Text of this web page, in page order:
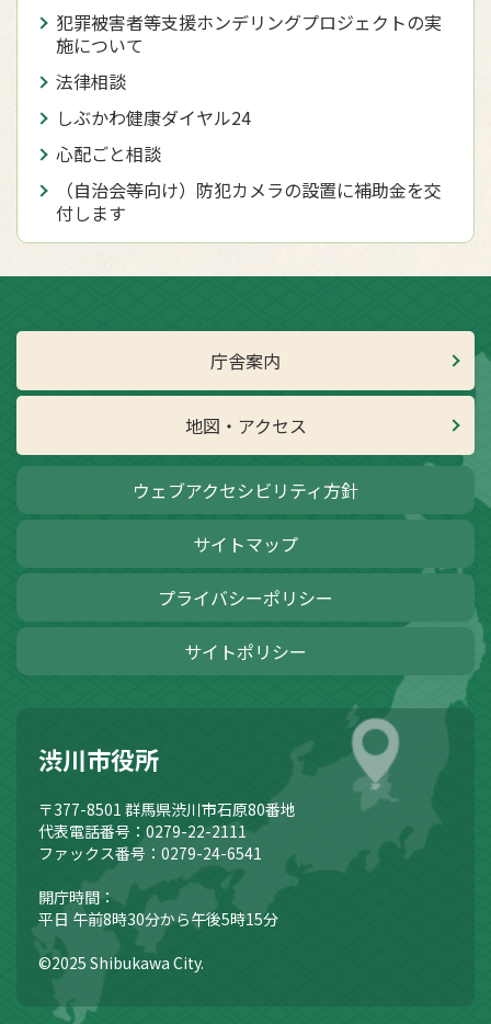
犯罪被害者等支援ホンデリングプロジェクトの実
施について
法律相談
しぶかわ健康ダイヤル24
心配ごと相談
（自治会等向け）防犯カメラの設置に補助金を交
付します
庁舎案内
地図・アクセス
ウェブアクセシビリティ方針
サイトマップ
プライバシーポリシー
サイトポリシー
渋川市役所
〒377-8501 群馬県渋川市石原80番地
代表電話番号：0279-22-2111
ファックス番号：0279-24-6541
開庁時間：
平日 午前8時30分から午後5時15分
©2025 Shibukawa City.